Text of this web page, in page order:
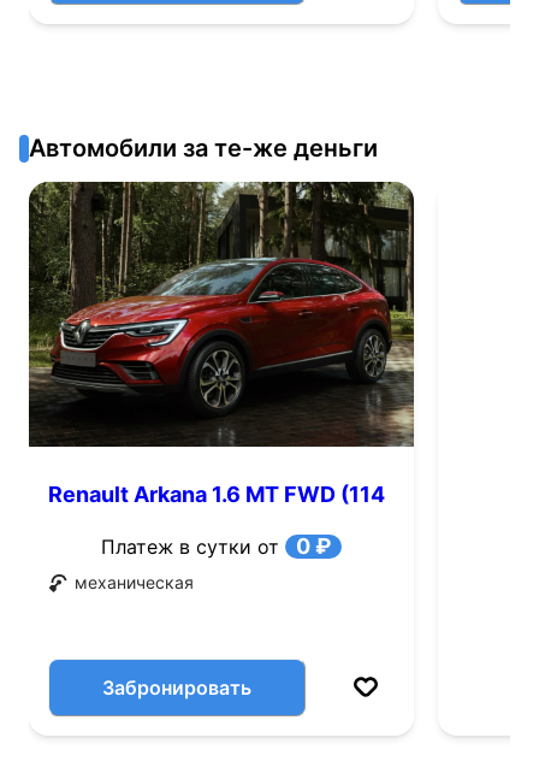
Автомобили за те-же деньги
Renault Arkana 1.6 MT FWD (114
Платеж в сутки от 0 ₽
механическая
Забронировать